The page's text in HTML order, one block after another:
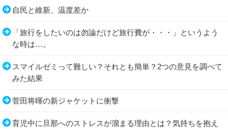
自民と維新、温度差か
「旅行をしたいのは勿論だけど旅行費が・・・」というよう
な時は…。
スマイルゼミって難しい？それとも簡単？2つの意見を調べて
みた結果
菅田将暉の新ジャケットに衝撃
育児中に旦那へのストレスが溜まる理由とは？気持ちを抱え